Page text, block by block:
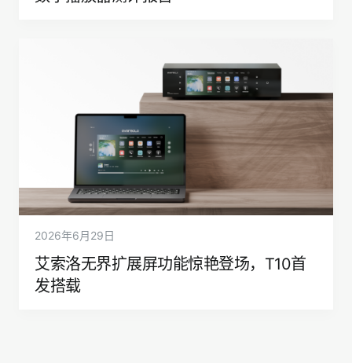
2026年6月29日
艾索洛无界扩展屏功能惊艳登场，T10首
发搭载